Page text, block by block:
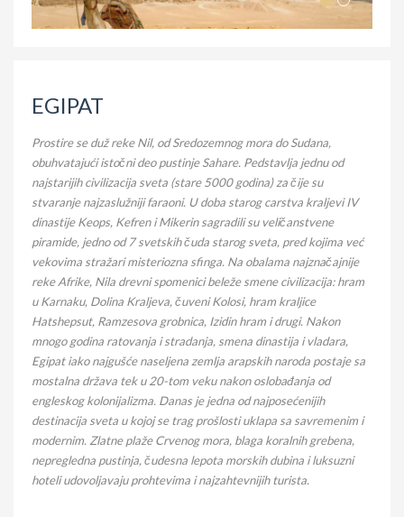
EGIPAT
Prostire se duž reke Nil, od Sredozemnog mora do Sudana,
obuhvatajući istočni deo pustinje Sahare. Pedstavlja jednu od
najstarijih civilizacija sveta (stare 5000 godina) za čije su
stvaranje najzaslužniji faraoni. U doba starog carstva kraljevi IV
dinastije Keops, Kefren i Mikerin sagradili su veličanstvene
piramide, jedno od 7 svetskih čuda starog sveta, pred kojima već
vekovima stražari misteriozna sfinga. Na obalama najznačajnije
reke Afrike, Nila drevni spomenici beleže smene civilizacija: hram
u Karnaku, Dolina Kraljeva, čuveni Kolosi, hram kraljice
Hatshepsut, Ramzesova grobnica, Izidin hram i drugi. Nakon
mnogo godina ratovanja i stradanja, smena dinastija i vladara,
Egipat iako najgušće naseljena zemlja arapskih naroda postaje sa
mostalna država tek u 20-tom veku nakon oslobađanja od
engleskog kolonijalizma. Danas je jedna od najposećenijih
destinacija sveta u kojoj se trag prošlosti uklapa sa savremenim i
modernim. Zlatne plaže Crvenog mora, blaga koralnih grebena,
nepregledna pustinja, čudesna lepota morskih dubina i luksuzni
hoteli udovoljavaju prohtevima i najzahtevnijih turista.